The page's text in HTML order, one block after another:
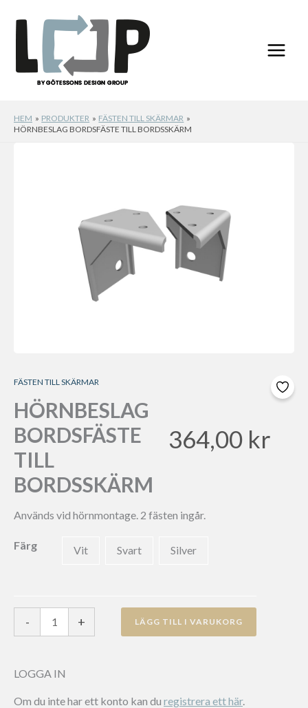
innehåll
HEM PRODUKTER
FÄSTEN TILL SKÄRMAR
HÖRNBESLAG BORDSFÄSTE TILL BORDSSKÄRM
FÄSTEN TILL SKÄRMAR
364,00 kr
HÖRNBESLAG
BORDSFÄSTE
TILL
BORDSSKÄRM
Används vid hörnmontage. 2 fästen ingår.
Färg Vit Svart Silver
-
mängd
+ LÄGG TILL I VARUKORG
LOGGA IN
Om du inte har ett konto kan du registrera ett här.